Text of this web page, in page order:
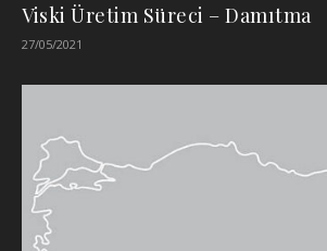
Viski Üretim Süreci – Damıtma
27/05/2021